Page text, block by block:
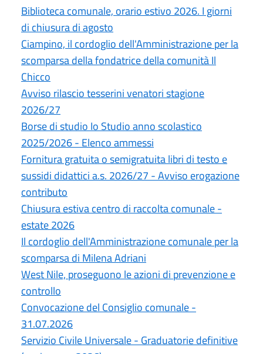
Biblioteca comunale, orario estivo 2026. I giorni
di chiusura di agosto
Ciampino, il cordoglio dell'Amministrazione per la
scomparsa della fondatrice della comunità Il
Chicco
Avviso rilascio tesserini venatori stagione
2026/27
Borse di studio Io Studio anno scolastico
2025/2026 - Elenco ammessi
Fornitura gratuita o semigratuita libri di testo e
sussidi didattici a.s. 2026/27 - Avviso erogazione
contributo
Chiusura estiva centro di raccolta comunale -
estate 2026
Il cordoglio dell'Amministrazione comunale per la
scomparsa di Milena Adriani
West Nile, proseguono le azioni di prevenzione e
controllo
Convocazione del Consiglio comunale -
31.07.2026
Servizio Civile Universale - Graduatorie definitive